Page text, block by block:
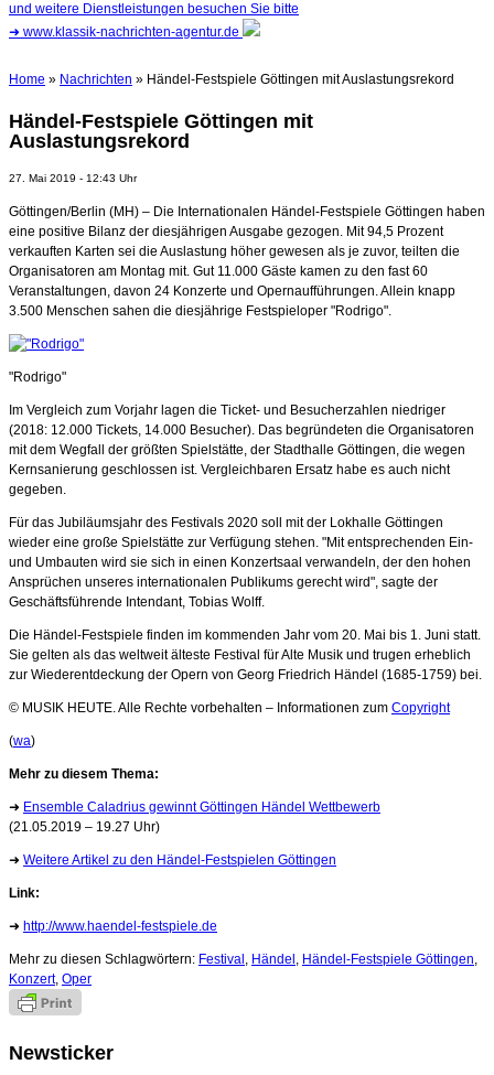
und weitere Dienstleistungen besuchen Sie bitte
➜ www.klassik-nachrichten-agentur.de
Home » Nachrichten » Händel-Festspiele Göttingen mit Auslastungsrekord
Händel-Festspiele Göttingen mit
Auslastungsrekord
27. Mai 2019 - 12:43 Uhr
Göttingen/Berlin (MH) – Die Internationalen Händel-Festspiele Göttingen haben
eine positive Bilanz der diesjährigen Ausgabe gezogen. Mit 94,5 Prozent
verkauften Karten sei die Auslastung höher gewesen als je zuvor, teilten die
Organisatoren am Montag mit. Gut 11.000 Gäste kamen zu den fast 60
Veranstaltungen, davon 24 Konzerte und Opernaufführungen. Allein knapp
3.500 Menschen sahen die diesjährige Festspieloper "Rodrigo".
"Rodrigo"
Im Vergleich zum Vorjahr lagen die Ticket- und Besucherzahlen niedriger
(2018: 12.000 Tickets, 14.000 Besucher). Das begründeten die Organisatoren
mit dem Wegfall der größten Spielstätte, der Stadthalle Göttingen, die wegen
Kernsanierung geschlossen ist. Vergleichbaren Ersatz habe es auch nicht
gegeben.
Für das Jubiläumsjahr des Festivals 2020 soll mit der Lokhalle Göttingen
wieder eine große Spielstätte zur Verfügung stehen. "Mit entsprechenden Ein-
und Umbauten wird sie sich in einen Konzertsaal verwandeln, der den hohen
Ansprüchen unseres internationalen Publikums gerecht wird", sagte der
Geschäftsführende Intendant, Tobias Wolff.
Die Händel-Festspiele finden im kommenden Jahr vom 20. Mai bis 1. Juni statt.
Sie gelten als das weltweit älteste Festival für Alte Musik und trugen erheblich
zur Wiederentdeckung der Opern von Georg Friedrich Händel (1685-1759) bei.
© MUSIK HEUTE. Alle Rechte vorbehalten – Informationen zum Copyright
(wa)
Mehr zu diesem Thema:
➜ Ensemble Caladrius gewinnt Göttingen Händel Wettbewerb
(21.05.2019 – 19.27 Uhr)
➜ Weitere Artikel zu den Händel-Festspielen Göttingen
Link:
➜ http://www.haendel-festspiele.de
Mehr zu diesen Schlagwörtern: Festival , Händel , Händel-Festspiele Göttingen,
Konzert, Oper
Newsticker